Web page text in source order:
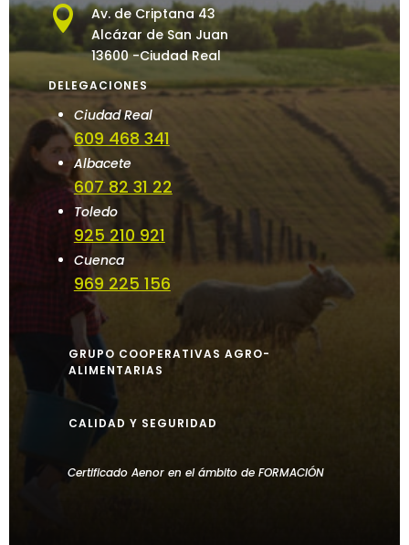

Av. de Criptana 43
Alcázar de San Juan
13600 -Ciudad Real
DELEGACIONES
Ciudad Real
609 468 341
Albacete
607 82 31 22
Toledo
925 210 921
Cuenca
969 225 156
GRUPO COOPERATIVAS AGRO-
ALIMENTARIAS
CALIDAD Y SEGURIDAD
Certificado Aenor en el ámbito de FORMACIÓN